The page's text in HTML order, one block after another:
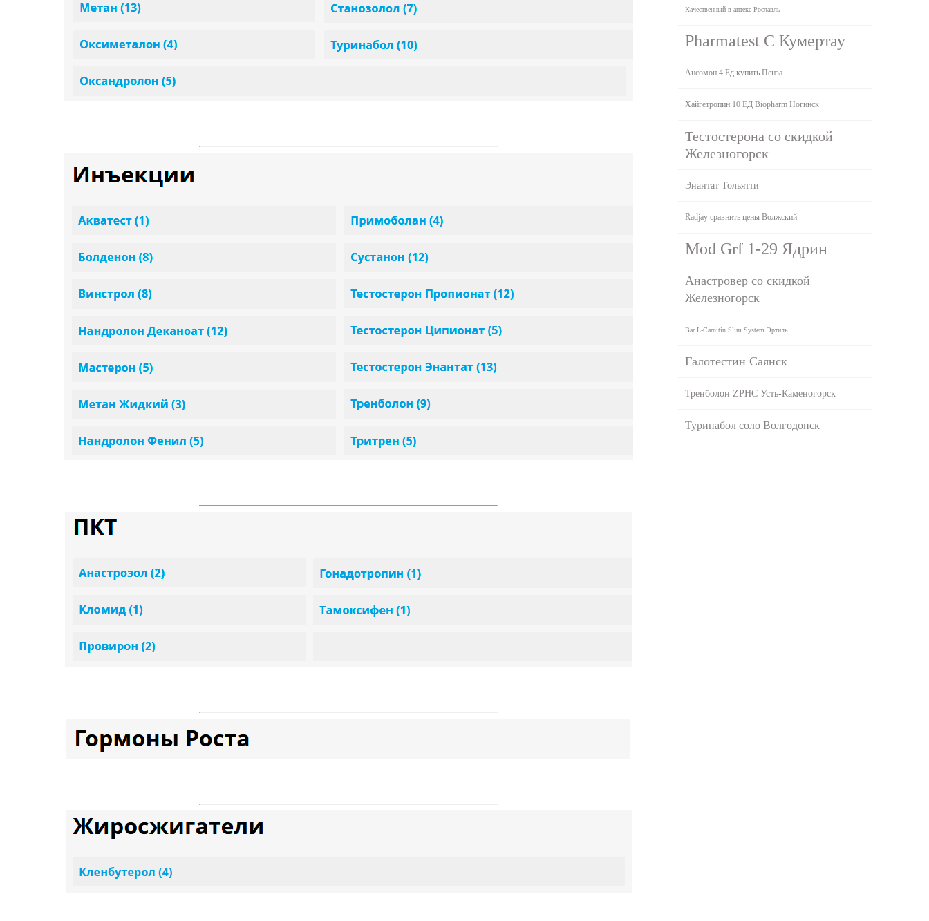
Качественный в аптеке Рославль
Pharmatest C Кумертау
Ансомон 4 Ед купить Пенза
Хайгетропин 10 ЕД Biopharm Ногинск
Тестостерона со скидкой
Железногорск
Энантат Тольятти
Radjay сравнить цены Волжский
Mod Grf 1-29 Ядрин
Анастровер со скидкой
Железногорск
Bar L-Carnitin Slim System Эртиль
Галотестин Саянск
Тренболон ZPHC Усть-Каменогорск
Туринабол соло Волгодонск